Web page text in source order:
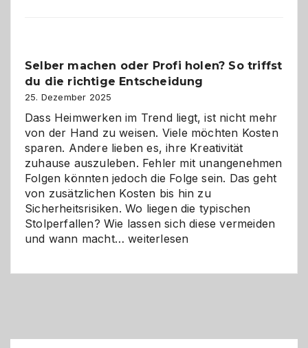
Herausforderungen
und
Zukunft
Selber machen oder Profi holen? So triffst
du die richtige Entscheidung
25. Dezember 2025
Dass Heimwerken im Trend liegt, ist nicht mehr
von der Hand zu weisen. Viele möchten Kosten
sparen. Andere lieben es, ihre Kreativität
zuhause auszuleben. Fehler mit unangenehmen
Folgen könnten jedoch die Folge sein. Das geht
von zusätzlichen Kosten bis hin zu
Sicherheitsrisiken. Wo liegen die typischen
Stolperfallen? Wie lassen sich diese vermeiden
und wann macht…Selber
weiterlesen